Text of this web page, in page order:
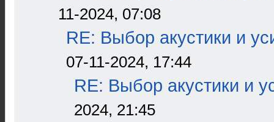
11-2024, 07:08
RE: Выбор акустики и
07-11-2024, 17:44
RE: Выбор акустики и
2024, 21:45